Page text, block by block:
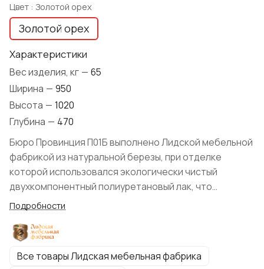
Цвет : Золотой орех
Золотой орех
Характеристики
Вес изделия, кг — 65
Ширина — 950
Высота — 1020
Глубина — 470
Бюро Провинция П01Б выполнено Лидской мебельной
фабрикой из натуральной березы, при отделке
которой использовался экологически чистый
двухкомпонентный полиуретановый лак, что
гарантирует надежную защиту древесины и долгий
Подробности
Все товары Лидская мебельная фабрика